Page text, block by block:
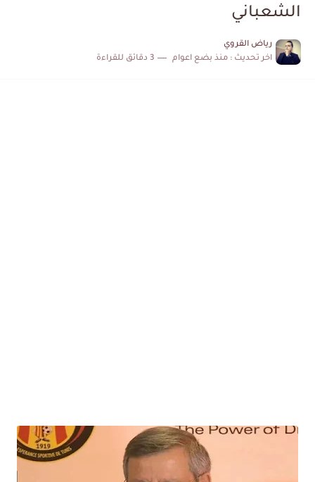
كابتن مانشستر يونايتد يدعم حنبعل المجبري
الشعباني
رياض القروي
اخر تحديث : منذ بضع اعوام 3 دقائق للقراءة